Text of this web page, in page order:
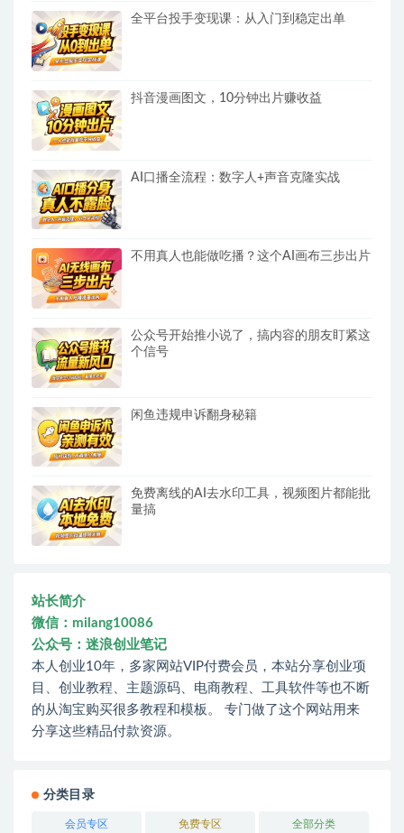
全平台投手变现课：从入门到稳定出单
抖音漫画图文，10分钟出片赚收益
AI口播全流程：数字人+声音克隆实战
不用真人也能做吃播？这个AI画布三步出片
公众号开始推小说了，搞内容的朋友盯紧这
个信号
闲鱼违规申诉翻身秘籍
免费离线的AI去水印工具，视频图片都能批
量搞
站长简介
微信：milang10086
公众号：迷浪创业笔记
本人创业10年，多家网站VIP付费会员，本站分享创业项
目、创业教程、主题源码、电商教程、工具软件等也不断
的从淘宝购买很多教程和模板。 专门做了这个网站用来
分享这些精品付款资源。
分类目录
会员专区 免费专区 全部分类